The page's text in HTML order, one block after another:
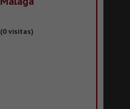
(0 visitas)